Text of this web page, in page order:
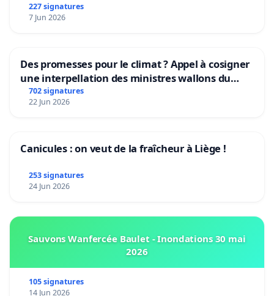
227 signatures
7 Jun 2026
Des promesses pour le climat ? Appel à cosigner
une interpellation des ministres wallons du
climat et de l’environnement.
702 signatures
22 Jun 2026
Canicules : on veut de la fraîcheur à Liège !
253 signatures
24 Jun 2026
Sauvons Wanfercée Baulet - Inondations 30 mai
2026
105 signatures
14 Jun 2026